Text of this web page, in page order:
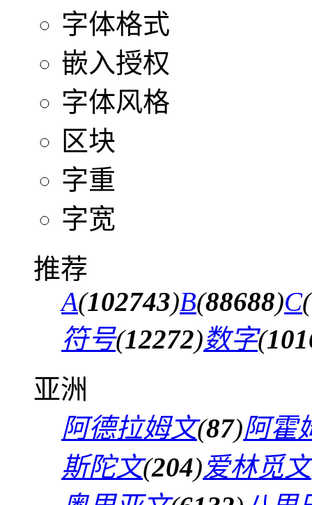
字体格式
嵌入授权
字体风格
区块
字重
字宽
推荐
A(102743)B(88688)C(
符号(12272)数字(
亚洲
阿德拉姆文(87)阿霍
斯陀文(204)爱林觅文